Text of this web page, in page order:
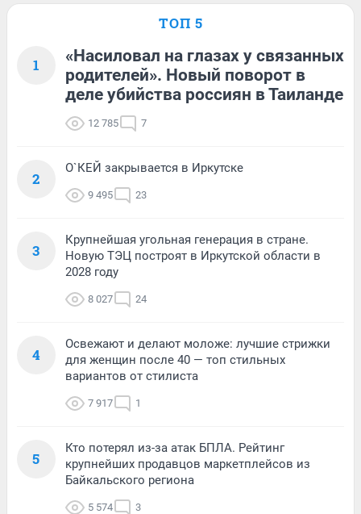
ТОП 5
1
«Насиловал на глазах у связанных
родителей». Новый поворот в
деле убийства россиян в Таиланде
12 785 7
2
О`КЕЙ закрывается в Иркутске
9 495 23
3
Крупнейшая угольная генерация в стране.
Новую ТЭЦ построят в Иркутской области в
2028 году
8 027 24
4
Освежают и делают моложе: лучшие стрижки
для женщин после 40 — топ стильных
вариантов от стилиста
7 917 1
5
Кто потерял из-за атак БПЛА. Рейтинг
крупнейших продавцов маркетплейсов из
Байкальского региона
5 574 3